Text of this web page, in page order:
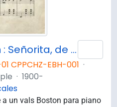
3ième Vals Boston : Señorita, de H.D. Ramenti
CPPCHZ-EBH-001 ·
· 1900-
un vals Boston para piano